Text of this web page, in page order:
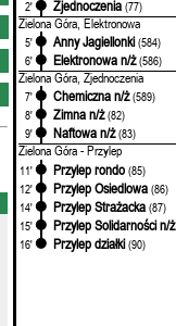
2'
Zjednoczenia (77)
Zielona Góra, Elektronowa
5' Anny Jagiellonki (584)
6'
Elektronowa n/ż (586)
Zielona Góra, Zjednoczenia
7' Chemiczna n/ż (589)
8'
Zimna n/ż (82)
9'
Naftowa n/ż (83)
Zielona Góra - Przylep
11' Przylep rondo (85)
12'
Przylep Osiedlowa (86)
14'
Przylep Strażacka (87)
15'
Przylep Solidarności n/ż
16' Przylep działki (90)